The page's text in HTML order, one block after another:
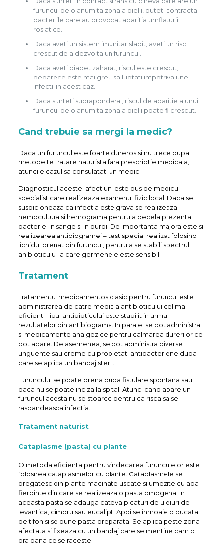
furuncul pe o anumita zona a pielii, puteti contracta
bacteriile care au provocat aparitia umflaturii
rosiatice.
Daca aveti un sistem imunitar slabit, aveti un risc
crescut de a dezvolta un furuncul.
Daca aveti diabet zaharat, riscul este crescut,
deoarece este mai greu sa luptati impotriva unei
infectii in acest caz.
Daca sunteti supraponderal, riscul de aparitie a unui
furuncul pe o anumita zona a pielii poate fi crescut.
Cand trebuie sa mergi la medic?
Daca un furuncul este foarte dureros si nu trece dupa
metode te tratare naturista fara prescriptie medicala,
atunci e cazul sa consulatati un medic.
Diagnosticul acestei afectiuni este pus de medicul
specialist care realizeaza examenul fizic local. Daca se
suspicioneaza ca infectia este grava se realizeaza
hemocultura si hemograma pentru a decela prezenta
bacteriei in sange si in puroi. De importanta majora este si
realizearea antibiogramei – test special realizat folosind
lichidul drenat din furuncul, pentru a se stabili spectrul
anibioticului la care germenele este sensibil.
Tratament
Tratamentul medicamentos clasic pentru furuncul este
administrarea de catre medic a antibioticului cel mai
eficient. Tipul antibioticului este stabilit in urma
rezultatelor din antibiograma. In paralel se pot administra
si medicamente analgezice pentru calmarea durerilor ce
pot apare. De asemenea, se pot administra diverse
unguente sau creme cu propietati antibacteriene dupa
care se aplica un bandaj steril.
Furunculul se poate drena dupa fistulare spontana sau
daca nu se poate inciza la spital. Atunci cand apare un
furuncul acesta nu se stoarce pentru ca risca sa se
raspandeasca infectia.
Tratament naturist
Cataplasme (pasta) cu plante
O metoda eficienta pentru vindecarea furunculelor este
folosirea cataplasmelor cu plante. Cataplasmele se
pregatesc din plante macinate uscate si umezite cu apa
fierbinte din care se realizeaza o pasta omogena. In
aceasta pasta se adauga cateva picaturi de uleiuri de
levantica, cimbru sau eucalipt. Apoi se inmoaie o bucata
de tifon si se pune pasta preparata. Se aplica peste zona
afectata si fixeaza cu un bandaj care se mentine cam o
ora pana ce se raceste.